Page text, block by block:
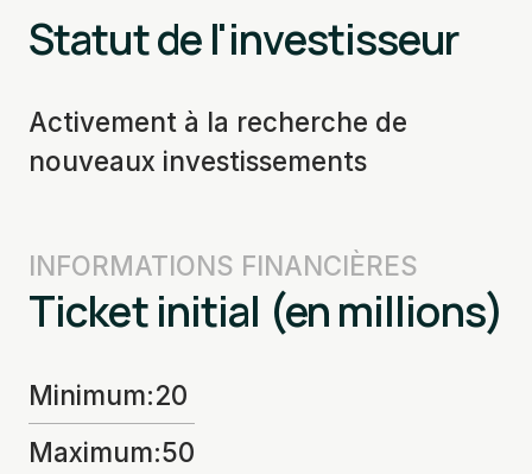
Statut de l'investisseur
Activement à la recherche de
nouveaux investissements
INFORMATIONS FINANCIÈRES
Ticket initial (en millions)
Minimum:20
Maximum:50